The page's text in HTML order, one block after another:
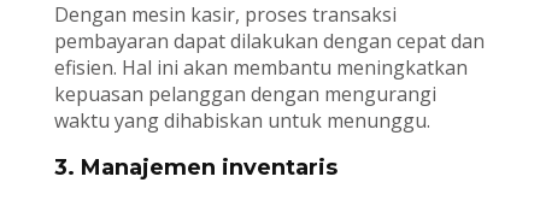
Dengan mesin kasir, proses transaksi
pembayaran dapat dilakukan dengan cepat dan
efisien. Hal ini akan membantu meningkatkan
kepuasan pelanggan dengan mengurangi
waktu yang dihabiskan untuk menunggu.
3. Manajemen inventaris